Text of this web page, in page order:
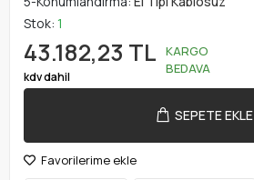
Stok: 1
43.182,23 TL
kdv dahil
KARGO
BEDAVA
SEPETE EKLE
Favorilerime ekle